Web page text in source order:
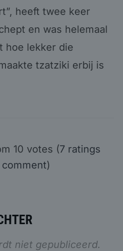
heeft twee keer
en was helemaal
hoe lekker die
tzatziki erbij is
10 votes (7 ratings
)
niet gepubliceerd.